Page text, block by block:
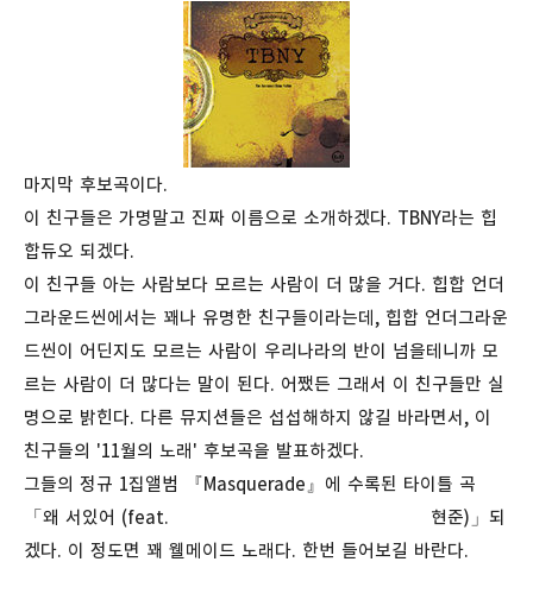
마지막 후보곡이다.
이 친구들은 가명말고 진짜 이름으로 소개하겠다. TBNY라는 힙
합듀오 되겠다.
이 친구들 아는 사람보다 모르는 사람이 더 많을 거다. 힙합 언더
그라운드씬에서는 꽤나 유명한 친구들이라는데, 힙합 언더그라운
드씬이 어딘지도 모르는 사람이 우리나라의 반이 넘을테니까 모
르는 사람이 더 많다는 말이 된다. 어쨌든 그래서 이 친구들만 실
명으로 밝힌다. 다른 뮤지션들은 섭섭해하지 않길 바라면서, 이
친구들의 '11월의 노래' 후보곡을 발표하겠다.
그들의 정규 1집앨범 『Masquerade』에 수록된 타이틀 곡
「왜 서있어 (feat. 현준)」되
겠다. 이 정도면 꽤 웰메이드 노래다. 한번 들어보길 바란다.